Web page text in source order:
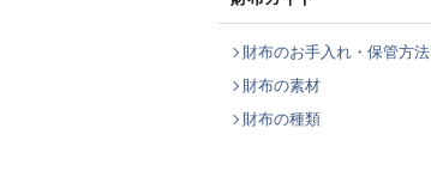
財布のお手入れ・保管方法
財布の素材
財布の種類